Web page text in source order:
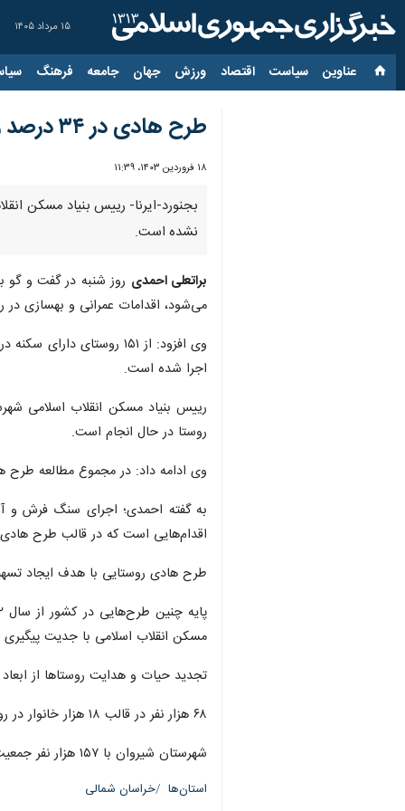
۱۵ مرداد ۱۴۰۵
عناوین‌ سیاست اقتصاد ورزش جهان جامعه فرهنگ
طرح هادی در ۳۴ درصد روستای شیروان اجرا نشده است
۱۸ فروردین ۱۴۰۳، ۱۱:۳۹
نشده است.
براتعلی احمدی روز شنبه در گفت و گو
می‌شود، اقدامات عمرانی و بهسازی در
اجرا شده است.
روستا در حال انجام است.
وی ادامه داد: در مجموع مطالعه طرح هادی در ۱۳۹ روستا و بازنگری مجدد این طرح در ۳۹
به گفته احمدی؛ اجرای سنگ فرش و
اقدام‌هایی است که در قالب طرح
طرح هادی روستایی با هدف ایجاد
مسکن انقلاب اسلامی با جدیت
تجدید حیات و هدایت روستاها از
۶۸ هزار نفر در قالب ۱۸ هزار خانوار در روستاهای شیروان سکونت دارند.
شهرستان شیروان با ۱۵۷ هزار نفر جمعیت به عنوان دومین شهر پرجمهیت خراسان شمالی در ۶۰ کیلومتری شرق بجنورد قرار دارد.
استان‌ها خراسان شمالی